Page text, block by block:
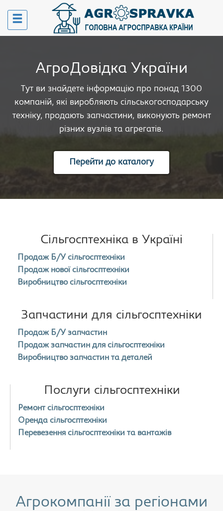
АгроДовідка України
Тут ви знайдете інформацію про понад 1300
компаній, які виробляють сільськогосподарську
техніку, продають запчастини, виконують ремонт
різних вузлів та агрегатів.
Перейти до каталогу
Сільгосптехніка в Україні
Продаж Б/У сільгосптехніки
Продаж нової сільгосптехніки
Виробництво сільгосптехніки
Запчастини для сільгосптехніки
Продаж Б/У запчастин
Продаж запчастин для сільгосптехніки
Виробництво запчастин та деталей
Послуги сільгосптехніки
Ремонт сільгосптехніки
Оренда сільгосптехніки
Перевезення сільгосптехніки та вантажів
Агрокомпанії за регіонами